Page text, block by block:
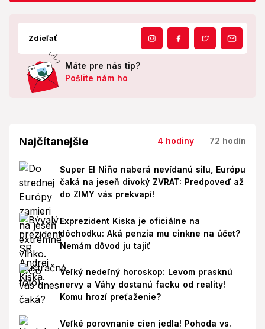
Zdieľať
Máte pre nás tip?
Pošlite nám ho
Najčítanejšie 4 hodiny 72 hodín
Super El Niño naberá nevídanú silu, Európu
čaká na jeseň divoký ZVRAT: Predpoveď až
do ZIMY vás prekvapí!
Exprezident Kiska je oficiálne na
dôchodku: Aká penzia mu cinkne na účet?
Nemám dôvod ju tajiť
Veľký nedeľný horoskop: Levom prasknú
nervy a Váhy dostanú facku od reality!
Komu hrozí preťaženie?
Veľké porovnanie cien jedla! Pohoda vs.